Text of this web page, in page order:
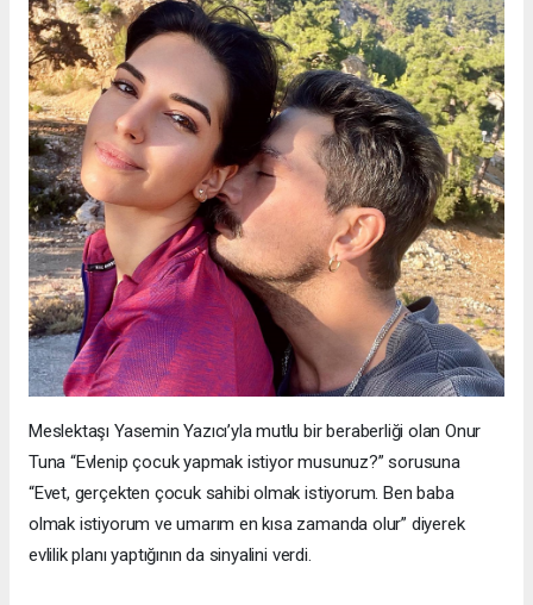
Meslektaşı Yasemin Yazıcı’yla mutlu bir beraberliği olan Onur
Tuna “Evlenip çocuk yapmak istiyor musunuz?” sorusuna
“Evet, gerçekten çocuk sahibi olmak istiyorum. Ben baba
olmak istiyorum ve umarım en kısa zamanda olur” diyerek
evlilik planı yaptığının da sinyalini verdi.